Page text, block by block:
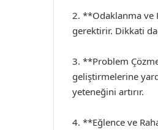
2. **Odaklanma ve
gerektirir. Dikkati
3. **Problem
geliştirmelerine
yeteneğini artırır.
4. **Eğlence ve